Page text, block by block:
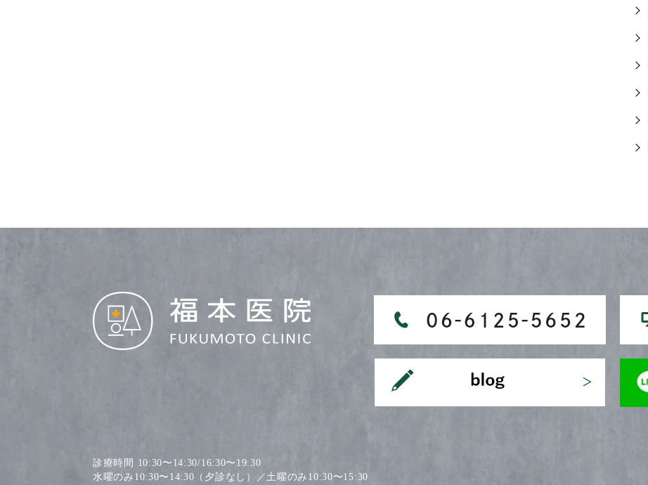
診療時間 10:30〜14:30/16:30〜19:30
水曜のみ10:30〜14:30（夕診なし）／土曜のみ10:30〜15:30